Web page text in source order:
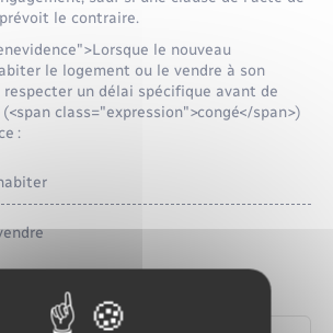
le contraire.
le nouveau
le logement ou le vendre à son
un délai spécifique avant de
class="expression">congé</span>)
: